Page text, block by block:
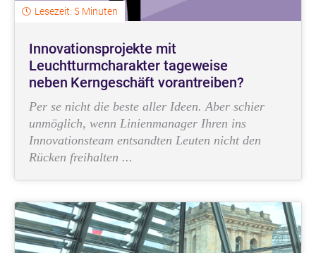
Lesezeit: 5 Minuten
Innovationsprojekte mit
Leuchtturmcharakter tageweise
neben Kerngeschäft vorantreiben?
Per se nicht die beste aller Ideen. Aber schier
unmöglich, wenn Linienmanager Ihren ins
Innovationsteam entsandten Leuten nicht den
Rücken freihalten ...